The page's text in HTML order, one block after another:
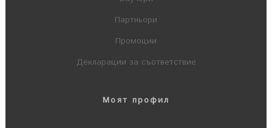
Партньори
Промоции
Декларации за съответствие
Моят профил